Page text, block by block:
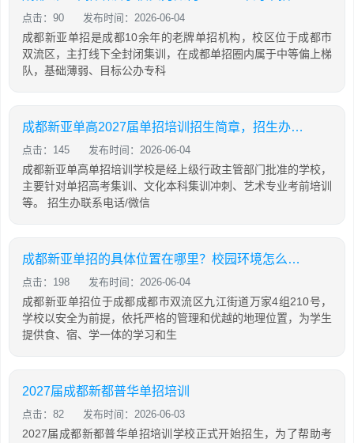
点击：90 发布时间：2026-06-04
成都新亚单招是成都10余年的老牌单招机构，校区位于成都市
双流区，主打线下全封闭集训，在成都单招圈内属于中等偏上梯
队，基础薄弱、目标公办专科
成都新亚单高2027届单招培训招生简章，招生办联系电话及培训地址
点击：145 发布时间：2026-06-04
成都新亚单高单招培训学校是经上级行政主管部门批准的学校，
主要针对单招高考集训、文化本科集训冲刺、艺术专业考前培训
等。 招生办联系电话/微信
成都新亚单招的具体位置在哪里？校园环境怎么样？附学校相关照片
点击：198 发布时间：2026-06-04
成都新亚单招位于成都成都市双流区九江街道万家4组210号，
学校以安全为前提，依托严格的管理和优越的地理位置，为学生
提供食、宿、学一体的学习和生
2027届成都新都普华单招培训
点击：82 发布时间：2026-06-03
2027届成都新都普华单招培训学校正式开始招生，为了帮助考